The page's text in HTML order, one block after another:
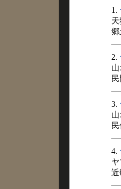
1.
郷
2.
3.
4.
近